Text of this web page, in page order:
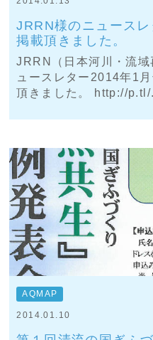
JRRN様のニュース
掲載頂きました。
JRRN（日本河川・流
ュースレター2014年1
頂きました。 http://p.tl/
AQMAP
2014.01.10